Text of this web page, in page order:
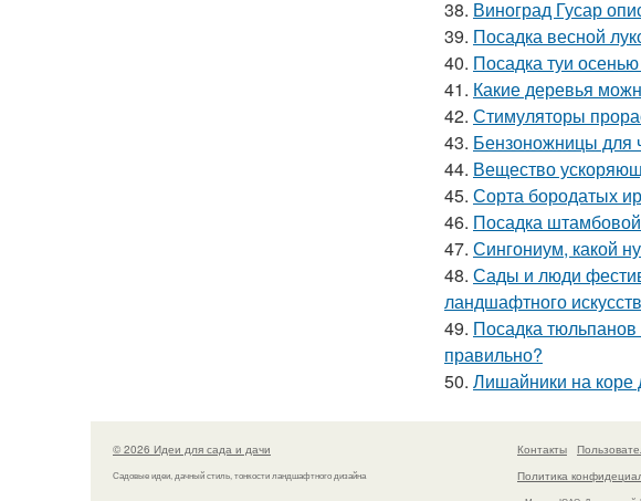
38. Виноград Гусар
39. Посадка весной
40. Посадка туи
41. Какие деревья
42. Стимуляторы
43. Бензоножницы для
44. Вещество
45. Сорта бородатых
46. Посадка
47. Сингониум, какой
48. Сады и люди
ландшафтного
49. Посадка
правильно?
50. Лишайники на коре
© 2026 Идеи для сада и дачи
Садовые идеи, дачный стиль, тонкости ландшафтного дизайна
Контакты
Политика